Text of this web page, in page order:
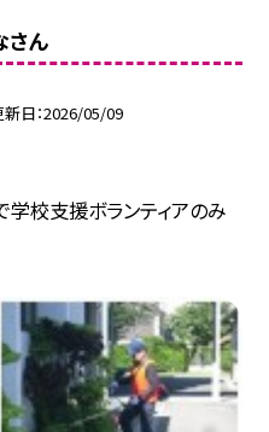
さん
新日 2026/05/09
学校支援ボランティアのみ